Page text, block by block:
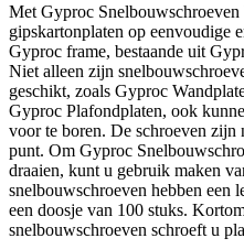
Met Gyproc Snelbouwschroeven
gipskartonplaten op eenvoudige
Gyproc frame, bestaande uit
Niet alleen zijn
geschikt, zoals Gyproc
Gyproc Plafondplaten, ook
voor te boren. De schroeven zijn
punt. Om Gyproc
draaien, kunt u gebruik maken
snelbouwschroeven hebben een
een doosje van 100 stuks.
snelbouwschroeven schroeft u